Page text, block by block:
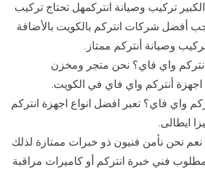
تركيب وصيانة انتركمهل تحتاج تركيب
أفضل شركات انتركم بالكويت بالأضافة
وصيانة أنتركم ممتاز.
واي فاي؟ نحن متجر ومخزن
أنتركم واي فاي في الكويت.
واي فاي؟ تعبر افضل انواع اجهزة انتركم
ايطالى.
نحن نأمن فنيون ذو خبرات ممتازة لذلك
فني خبرة انتركم أو كاميرات مراقبة